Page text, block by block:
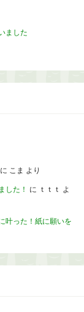
ました
に こま より
した！ に ｔｔｔ よ
叶った！紙に願いを